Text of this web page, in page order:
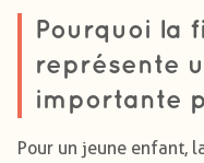
Pourquoi la
représente
importante
Pour un jeune enfant,